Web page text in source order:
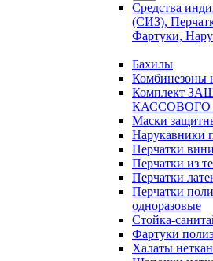
Средства
(СИЗ),
Фартуки,
Бахилы
Комбинезоны
Комплект
КАССОВОГО
Маски
Нарукавники
Перчатки
Перчатки из
Перчатки
Перчатки
одноразовые
Стойка-
Фартуки
Халаты